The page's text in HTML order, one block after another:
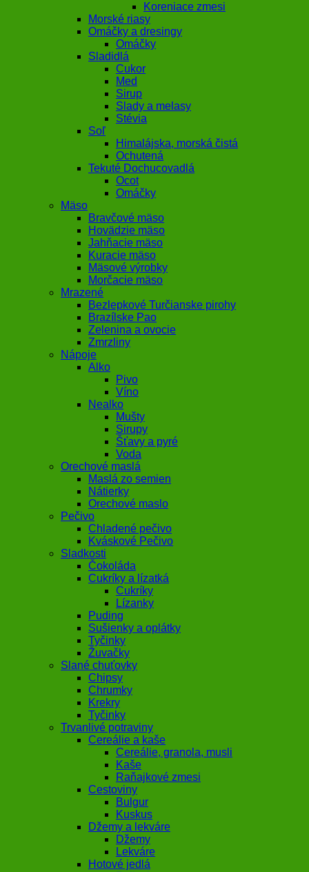
Koreniace zmesi
Morské riasy
Omáčky a dresingy
Omáčky
Sladidlá
Cukor
Med
Sirup
Slady a melasy
Stévia
Soľ
Himalájska, morská čistá
Ochutená
Tekuté Dochucovadlá
Ocot
Omáčky
Mäso
Bravčové mäso
Hovädzie mäso
Jahňacie mäso
Kuracie mäso
Mäsové výrobky
Morčacie mäso
Mrazené
Bezlepkové Turčianske pirohy
Brazílske Pao
Zelenina a ovocie
Zmrzliny
Nápoje
Alko
Pivo
Víno
Nealko
Mušty
Sirupy
Šťavy a pyré
Voda
Orechové maslá
Maslá zo semien
Nátierky
Orechové maslo
Pečivo
Chladené pečivo
Kváskové Pečivo
Sladkosti
Čokoláda
Cukríky a lízatká
Cukríky
Lízanky
Puding
Sušienky a oplátky
Tyčinky
Žuvačky
Slané chuťovky
Chipsy
Chrumky
Krekry
Tyčinky
Trvanlivé potraviny
Cereálie a kaše
Cereálie, granola, musli
Kaše
Raňajkové zmesi
Cestoviny
Bulgur
Kuskus
Džemy a lekváre
Džemy
Lekváre
Hotové jedlá